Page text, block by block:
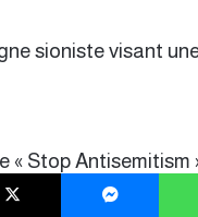
sioniste visant
« Stop Antisemitism
Sherry Smith,